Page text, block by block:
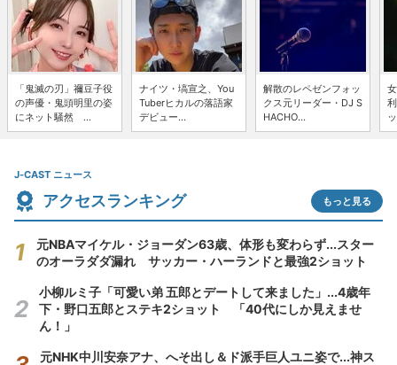
「鬼滅の刃」禰豆子役
の声優・鬼頭明里の姿
にネット騒然 ...
ナイツ・塙宣之、You
Tuberヒカルの落語家
デビュー...
解散のレペゼンフォッ
クス元リーダー・DJ S
HACHO...
J-CAST ニュース
アクセスランキング もっと見る
元NBAマイケル・ジョーダン63歳、体形も変わらず...スター
のオーラダダ漏れ サッカー・ハーランドと最強2ショット
小柳ルミ子「可愛い弟 五郎とデートして来ました」...4歳年
下・野口五郎とステキ2ショット 「40代にしか見えませ
ん！」
元NHK中川安奈アナ、へそ出し＆ド派手巨人ユニ姿で...神ス